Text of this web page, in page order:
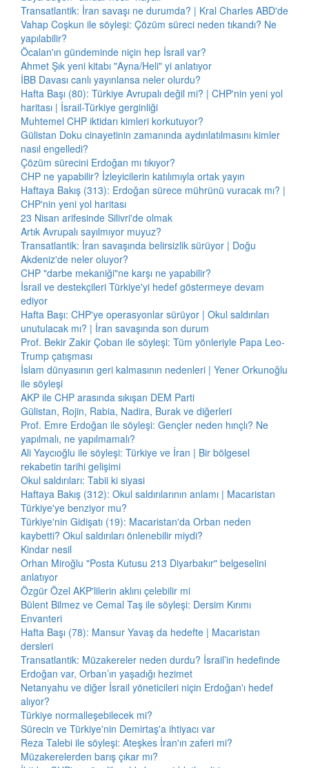
Transatlantik: İran savaşı ne durumda? | Kral Charles ABD'de
Vahap Coşkun ile söyleşi: Çözüm süreci neden tıkandı? Ne
yapılabilir?
Öcalan'ın gündeminde niçin hep İsrail var?
Ahmet Şık yeni kitabı "Ayna/Heli" yi anlatıyor
İBB Davası canlı yayınlansa neler olurdu?
Hafta Başı (80): Türkiye Avrupalı değil mi? | CHP'nin yeni yol
haritası | İsrail-Türkiye gerginliği
Muhtemel CHP iktidarı kimleri korkutuyor?
Gülistan Doku cinayetinin zamanında aydınlatılmasını kimler
nasıl engelledi?
Çözüm sürecini Erdoğan mı tıkıyor?
CHP ne yapabilir? İzleyicilerin katılımıyla ortak yayın
Haftaya Bakış (313): Erdoğan sürece mührünü vuracak mı? |
CHP'nin yeni yol haritası
23 Nisan arifesinde Silivri'de olmak
Artık Avrupalı sayılmıyor muyuz?
Transatlantik: İran savaşında belirsizlik sürüyor | Doğu
Akdeniz'de neler oluyor?
CHP "darbe mekaniği"ne karşı ne yapabilir?
İsrail ve destekçileri Türkiye'yi hedef göstermeye devam
ediyor
Hafta Başı: CHP'ye operasyonlar sürüyor | Okul saldırıları
unutulacak mı? | İran savaşında son durum
Prof. Bekir Zakir Çoban ile söyleşi: Tüm yönleriyle Papa Leo-
Trump çatışması
İslam dünyasının geri kalmasının nedenleri | Yener Orkunoğlu
ile söyleşi
AKP ile CHP arasında sıkışan DEM Parti
Gülistan, Rojin, Rabia, Nadira, Burak ve diğerleri
Prof. Emre Erdoğan ile söyleşi: Gençler neden hınçlı? Ne
yapılmalı, ne yapılmamalı?
Ali Yaycıoğlu ile söyleşi: Türkiye ve İran | Bir bölgesel
rekabetin tarihi gelişimi
Okul saldırıları: Tabii ki siyasi
Haftaya Bakış (312): Okul saldırılarının anlamı | Macaristan
Türkiye'ye benziyor mu?
Türkiye'nin Gidişatı (19): Macaristan'da Orban neden
kaybetti? Okul saldırıları önlenebilir miydi?
Kindar nesil
Orhan Miroğlu "Posta Kutusu 213 Diyarbakır" belgeselini
anlatıyor
Özgür Özel AKP'lilerin aklını çelebilir mi
Bülent Bilmez ve Cemal Taş ile söyleşi: Dersim Kırımı
Envanteri
Hafta Başı (78): Mansur Yavaş da hedefte | Macaristan
dersleri
Transatlantik: Müzakereler neden durdu? İsrail’in hedefinde
Erdoğan var, Orban’ın yaşadığı hezimet
Netanyahu ve diğer İsrail yöneticileri niçin Erdoğan'ı hedef
alıyor?
Türkiye normalleşebilecek mi?
Sürecin ve Türkiye'nin Demirtaş'a ihtiyacı var
Reza Talebi ile söyleşi: Ateşkes İran'ın zaferi mi?
Müzakerelerden barış çıkar mı?